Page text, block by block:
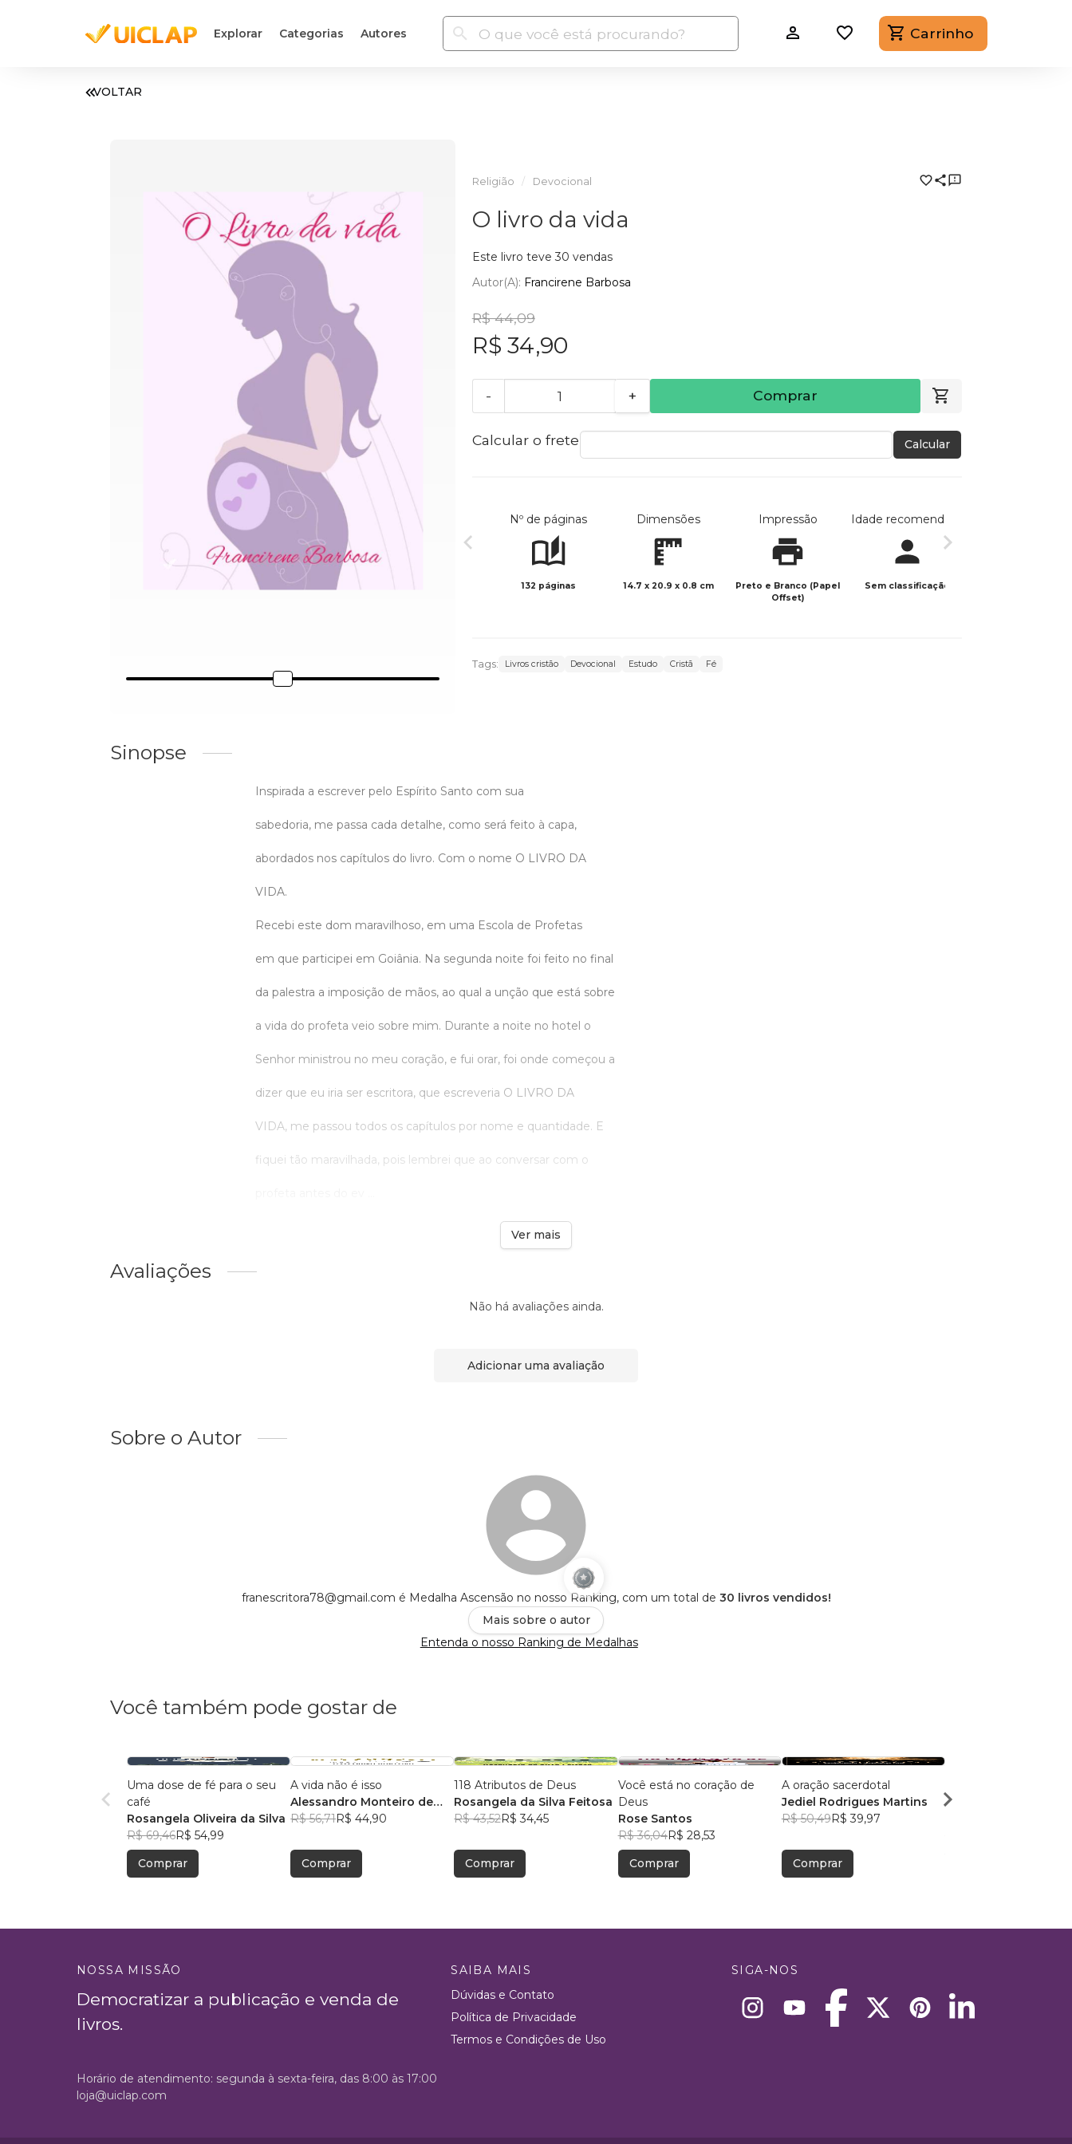
Explorar Categorias Autores Carrinho
VOLTAR
Religião Devocional
O livro da vida
Este livro teve 30 vendas
Autor(a): Francirene Barbosa
R$ 44,09
R$ 34,90
- + Comprar
Calcular o frete Calcular
Nº de páginas
132 páginas
Dimensões
14.7 x 20.9 x 0.8 cm
Impressão
Preto e Branco (Papel
Offset)
Idade recomendada
Sem classificação
Tags: Livros cristão Devocional Estudo Cristã Fé
Sinopse
Inspirada a escrever pelo Espírito Santo com sua
sabedoria, me passa cada detalhe, como será feito à capa,
abordados nos capítulos do livro. Com o nome O LIVRO DA
VIDA.
Recebi este dom maravilhoso, em uma Escola de Profetas
em que participei em Goiânia. Na segunda noite foi feito no final
da palestra a imposição de mãos, ao qual a unção que está sobre
a vida do profeta veio sobre mim. Durante a noite no hotel o
Senhor ministrou no meu coração, e fui orar, foi onde começou a
dizer que eu iria ser escritora, que escreveria O LIVRO DA
VIDA, me passou todos os capítulos por nome e quantidade. E
fiquei tão maravilhada, pois lembrei que ao conversar com o
Ver mais
Avaliações
Não há avaliações ainda.
Adicionar uma avaliação
Sobre o Autor
franescritora78@gmail.com é Medalha Ascensão no nosso Ranking, com um total de 30 livros vendidos!
Mais sobre o autor
Entenda o nosso Ranking de Medalhas
Você também pode gostar de
Uma dose de fé para o seu
café
Rosangela Oliveira da Silva
R$ 69,46R$ 54,99
Comprar
A vida não é isso
Alessandro Monteiro de
Menezes
R$ 56,71R$ 44,90
Comprar
118 Atributos de Deus
Rosangela da Silva Feitosa
R$ 43,52R$ 34,45
Comprar
Você está no coração de
Deus
Rose Santos
R$ 36,04R$ 28,53
Comprar
A oração sacerdotal
Jediel Rodrigues Martins
R$ 50,49R$ 39,97
Comprar
Mulheres
NOSSA MISSÃO
Democratizar a publicação e venda de
livros.
SAIBA MAIS
Dúvidas e Contato
Política de Privacidade
Termos e Condições de Uso
SIGA-NOS
Horário de atendimento: segunda à sexta-feira, das 8:00 às 17:00
loja@uiclap.com